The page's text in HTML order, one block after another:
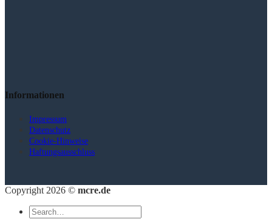
Informationen
Impressum
Datenschutz
Cookie-Hinweise
Haftungsausschluss
Copyright 2026 © mcre.de